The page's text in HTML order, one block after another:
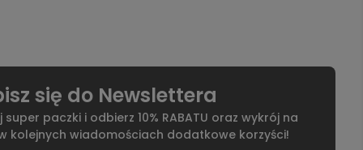
się do Newslettera
paczki i odbierz 10% RABATU oraz wykrój na
kolejnych wiadomościach dodatkowe korzyści!